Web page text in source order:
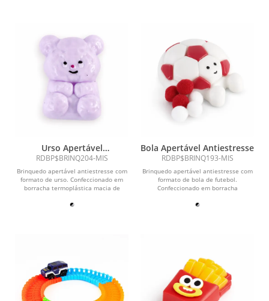
Urso Apertável
Antiestresse
RDBP$BRINQ204-MIS
Brinquedo apertável antiestresse com
formato de urso. Confeccionado em
borracha termoplástica macia de
Bola Apertável Antiestresse
RDBP$BRINQ193-MIS
Brinquedo apertável antiestresse com
formato de bola de futebol.
Confeccionado em borracha